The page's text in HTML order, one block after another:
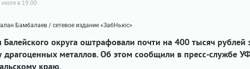
июля в 19:00
Бамбалаев / сетевое издание «ЗабНьюс»
Балейского округа оштрафовали почти на 400 тысяч рублей
драгоценных металлов. Об этом сообщили в пресс-службе
краю.